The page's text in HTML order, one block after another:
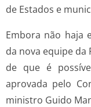
de Estados e
Embora não haja
da nova equipe da
de que é
aprovada pelo
ministro Guido